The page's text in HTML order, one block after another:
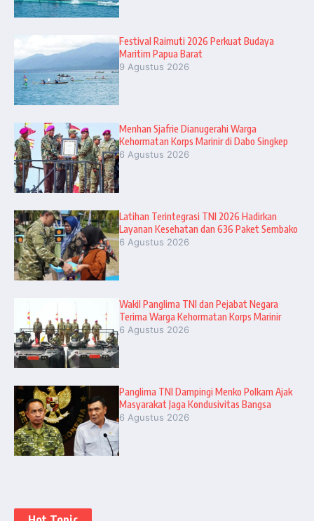
Festival Raimuti 2026 Perkuat Budaya
Maritim Papua Barat
9 Agustus 2026
Menhan Sjafrie Dianugerahi Warga
Kehormatan Korps Marinir di Dabo Singkep
6 Agustus 2026
Latihan Terintegrasi TNI 2026 Hadirkan
Layanan Kesehatan dan 636 Paket Sembako
6 Agustus 2026
Wakil Panglima TNI dan Pejabat Negara
Terima Warga Kehormatan Korps Marinir
6 Agustus 2026
Panglima TNI Dampingi Menko Polkam Ajak
Masyarakat Jaga Kondusivitas Bangsa
6 Agustus 2026